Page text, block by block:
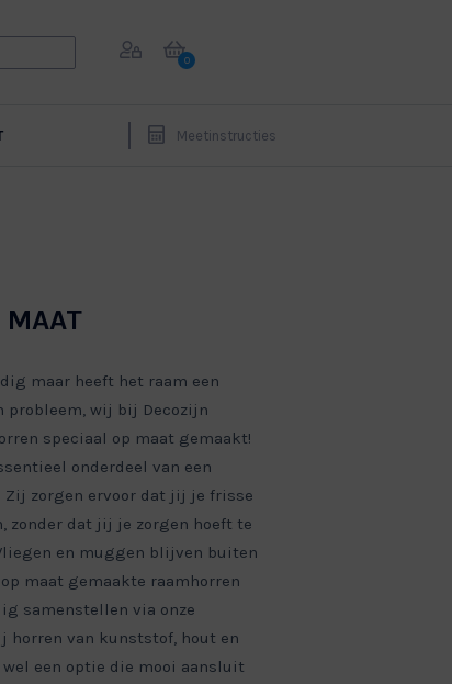
0
Meetinstructies
MAAT
maar heeft het raam een
probleem, wij bij Decozijn
speciaal op maat gemaakt!
onderdeel van een
zorgen ervoor dat jij je frisse
zonder dat jij je zorgen hoeft te
en muggen blijven buiten
op maat gemaakte raamhorren
samenstellen via onze
horren van kunststof, hout en
een optie die mooi aansluit